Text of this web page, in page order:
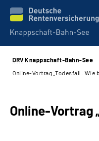
Aktuelles & Presse
DRV Knappschaft-Bahn-See
Online-Vortrag „Todesfall: Wie
Online-Vortrag